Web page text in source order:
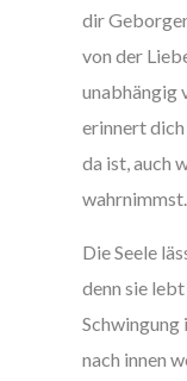
dir
von der
unabhängig
erinnert dich
da ist, auch
wahrnimmst.
Die Seele
denn sie
Schwingung
nach innen